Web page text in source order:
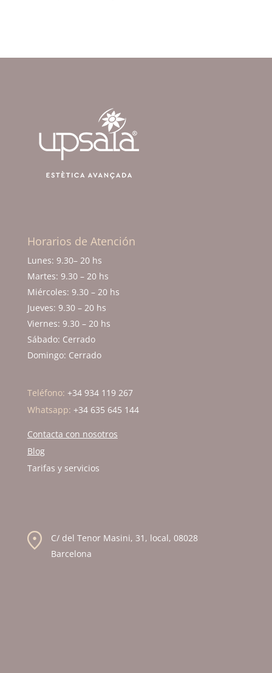
Horarios de Atención
Lunes: 9.30–20 hs
Martes: 9.30 – 20 hs
Miércoles: 9.30 – 20 hs
Jueves: 9.30 – 20 hs
Viernes: 9.30 – 20 hs
Sábado: Cerrado
Domingo: Cerrado
Teléfono: +34 934 119 267
Whatsapp: +34 635 645 144
Contacta con nosotros
Blog
Tarifas y servicios
C/ del Tenor Masini, 31, local, 08028
Barcelona